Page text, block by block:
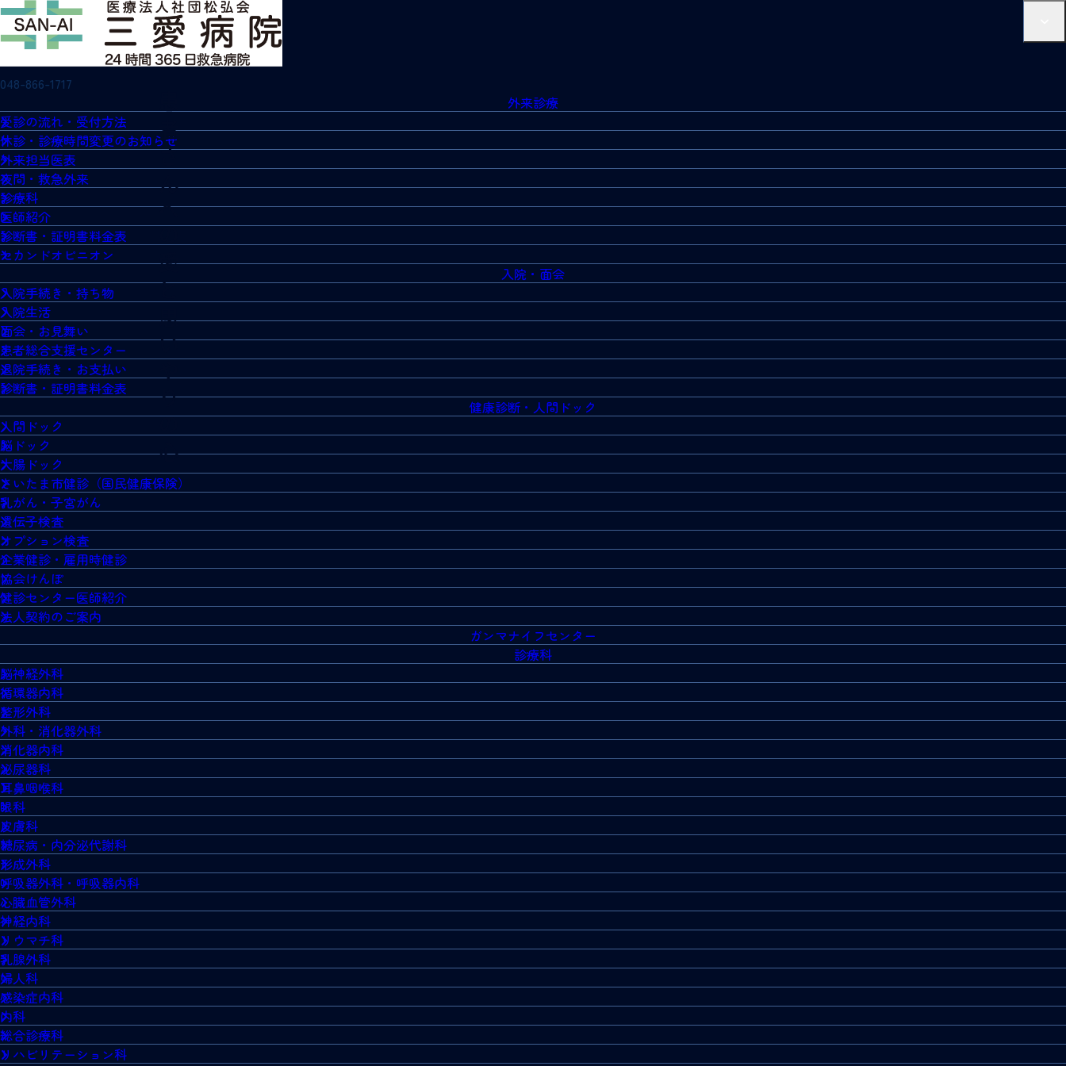
048-866-1717
外来診療
受診の流れ・受付方法
休診・診療時間変更のお知らせ
外来担当医表
夜間・救急外来
診療科
医師紹介
診断書・証明書料金表
セカンドオピニオン
入院・面会
入院手続き・持ち物
入院生活
面会・お見舞い
患者総合支援センター
退院手続き・お支払い
診断書・証明書料金表
健康診断・人間ドック
人間ドック
脳ドック
大腸ドック
さいたま市健診（国民健康保険）
乳がん・子宮がん
遺伝子検査
オプション検査
企業健診・雇用時健診
協会けんぽ
健診センター医師紹介
法人契約のご案内
ガンマナイフセンター
診療科
脳神経外科
循環器内科
整形外科
外科・消化器外科
消化器内科
泌尿器科
耳鼻咽喉科
眼科
皮膚科
糖尿病・内分泌代謝科
形成外科
呼吸器外科・呼吸器内科
心臓血管外科
神経内科
リウマチ科
乳腺外科
婦人科
感染症内科
内科
総合診療科
リハビリテーション科